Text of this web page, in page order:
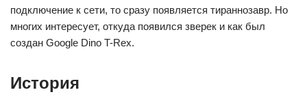
подключение к сети, то сразу появляется тираннозавр. Но
многих интересует, откуда появился зверек и как был
создан Google Dino T-Rex.
История